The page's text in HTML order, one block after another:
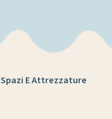
Spazi E Attrezzature